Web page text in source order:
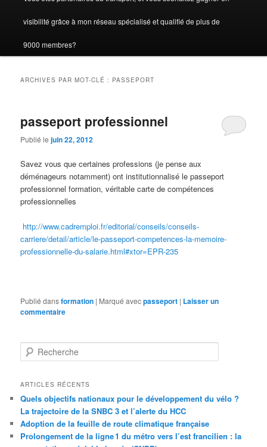
visibilité grâce à mon réseau spécialisé et qualifié de plus de
9000 membres?
ARCHIVES PAR MOT-CLÉ : PASSEPORT
passeport professionnel
Publié lejuin 22, 2012
Savez vous que certaines professions (je pense aux
déménageurs notamment) ont institutionnalisé le passeport
professionnel formation, véritable carte de compétences
professionnelles
http://www.cadremploi.fr/editorial/conseils/conseils-
carriere/detail/article/le-passeport-competences-la-memoire-
professionnelle-du-salarie.html#xtor=EPR-235
Publié dansformation | Marqué avecpasseport | Laisser un
commentaire
e
h
r
c
h
e
ARTICLES RÉCENTS
Quels objectifs nationaux pour le développement du vélo ?
La trajectoire de la SNBC 3 et l’alerte du HCC
Adoption de la feuille de route climatique française
Prolongement de la ligne 1 du métro vers l’est francilien : la